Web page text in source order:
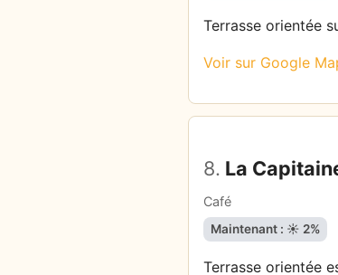
Terrasse orientée
Voir sur Google
8. La
Café
Maintenant : ☀️ 2%
Terrasse orientée